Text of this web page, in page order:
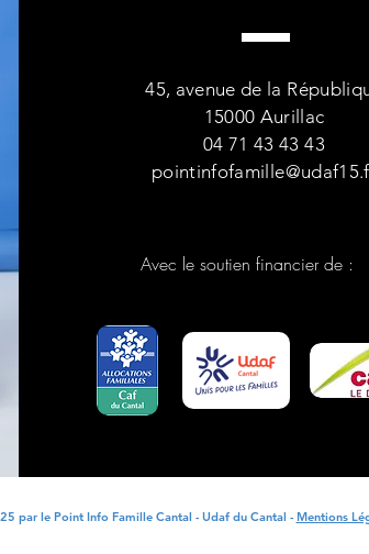
45, avenue de la
15000 Aurillac
04 71 43 43 43
Avec le soutien financier de :
par le Point Info Famille Cantal - Udaf du Cantal - Mentions